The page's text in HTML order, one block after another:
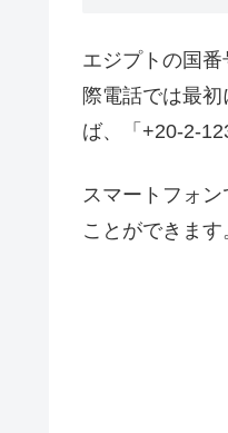
エジプトの国
際電話では最
ば、「+20-2-
スマートフォ
ことができま